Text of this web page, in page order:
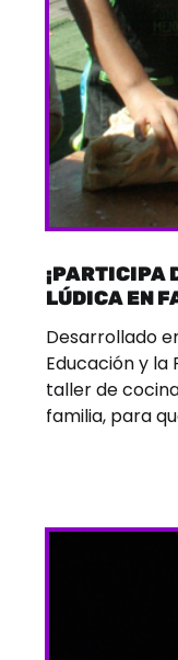
¡PARTICIPA
LÚDICA EN
Desarrollado
Educación y la
taller de
familia, para